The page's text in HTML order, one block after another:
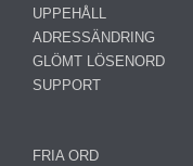
UPPEHÅLL
ADRESSÄNDRING
GLÖMT LÖSENORD
SUPPORT
FRIA ORD